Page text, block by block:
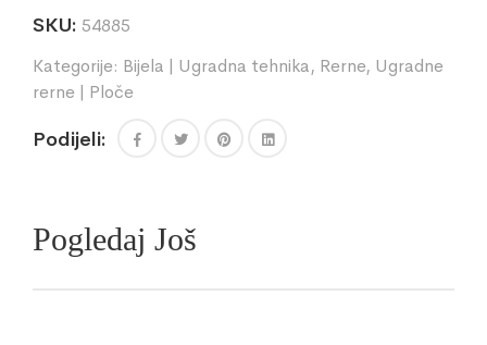
SKU: 54885
Kategorije: Bijela | Ugradna tehnika, Rerne, Ugradne
rerne | Ploče
Podijeli:
Pogledaj Još